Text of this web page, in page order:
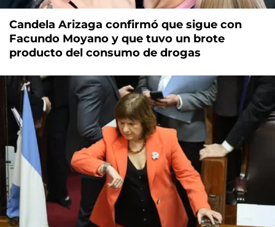
Candela Arizaga confirmó que sigue con
Facundo Moyano y que tuvo un brote